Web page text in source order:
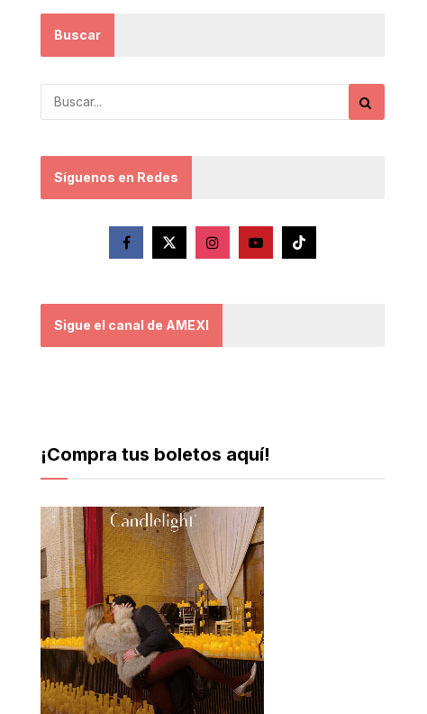
Buscar
Síguenos en Redes
Sigue el canal de AMEXI
¡Compra tus boletos aquí!